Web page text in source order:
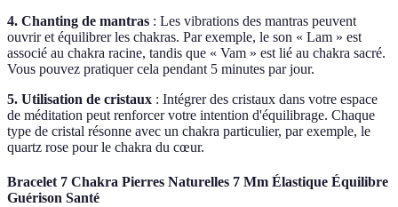
4. Chanting de mantras : Les vibrations des mantras peuvent
ouvrir et équilibrer les chakras. Par exemple, le son « Lam » est
associé au chakra racine, tandis que « Vam » est lié au chakra sacré.
Vous pouvez pratiquer cela pendant 5 minutes par jour.
5. Utilisation de cristaux : Intégrer des cristaux dans votre espace
de méditation peut renforcer votre intention d'équilibrage. Chaque
type de cristal résonne avec un chakra particulier, par exemple, le
quartz rose pour le chakra du cœur.
Bracelet 7 Chakra Pierres Naturelles 7 Mm Élastique Équilibre
Guérison Santé